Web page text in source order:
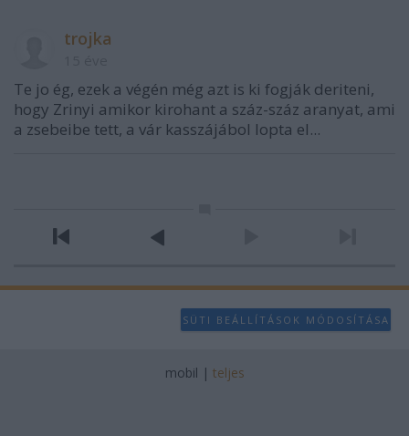
trojka
Te jo ég, ezek a végén még azt is ki fogják deriteni,
hogy Zrinyi amikor kirohant a száz-száz aranyat, ami
a zsebeibe tett, a vár kasszájábol lopta el...
SÜTI BEÁLLÍTÁSOK MÓDOSÍTÁSA
mobil | teljes